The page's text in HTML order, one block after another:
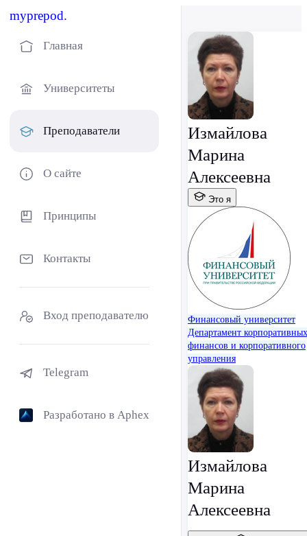
myprepod.
Главная
Университеты
Преподаватели
О сайте
Принципы
Контакты
Вход преподавателю
Telegram
Разработано в Aphex
Измайлова
Марина
Алексеевна
Это я
Финансовый университет
Департамент корпоративных
финансов и корпоративного
управления
Измайлова
Марина
Алексеевна